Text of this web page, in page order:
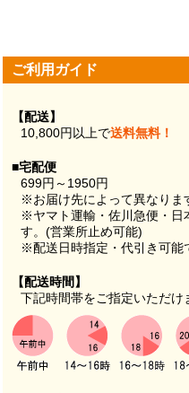
ご利用ガイド
【配送】
10,800円以上で送料無料！
■宅配便
699円～1950円
※お届け先によって異なりま
※ヤマト運輸・佐川急便・日
す。(営業所止め可能)
※配送日時指定・代引き可能
【配送時間】
下記時間帯をご指定いただけ